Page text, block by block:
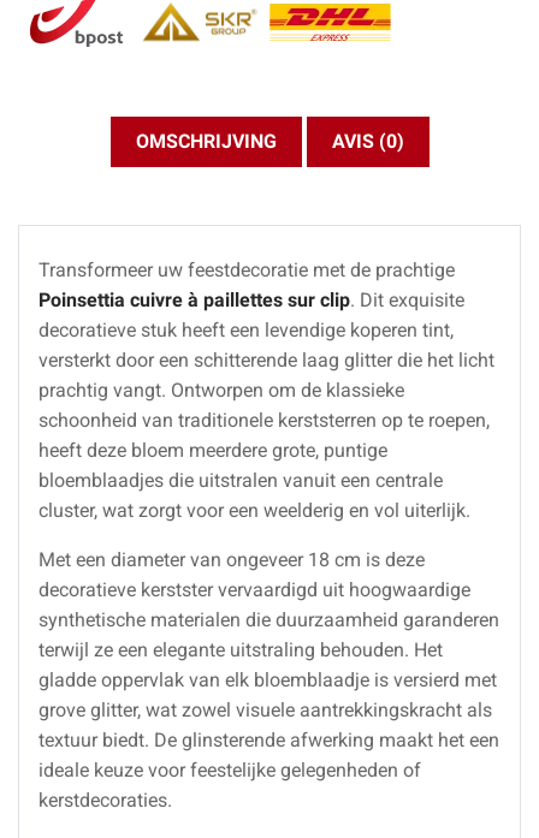
OMSCHRIJVING AVIS (0)
Transformeer uw feestdecoratie met de prachtige
Poinsettia cuivre à paillettes sur clip. Dit exquisite
decoratieve stuk heeft een levendige koperen tint,
versterkt door een schitterende laag glitter die het licht
prachtig vangt. Ontworpen om de klassieke
schoonheid van traditionele kerststerren op te roepen,
heeft deze bloem meerdere grote, puntige
bloemblaadjes die uitstralen vanuit een centrale
cluster, wat zorgt voor een weelderig en vol uiterlijk.
Met een diameter van ongeveer 18 cm is deze
decoratieve kerstster vervaardigd uit hoogwaardige
synthetische materialen die duurzaamheid garanderen
terwijl ze een elegante uitstraling behouden. Het
gladde oppervlak van elk bloemblaadje is versierd met
grove glitter, wat zowel visuele aantrekkingskracht als
textuur biedt. De glinsterende afwerking maakt het een
ideale keuze voor feestelijke gelegenheden of
kerstdecoraties.